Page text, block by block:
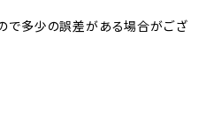
で多少の誤差がある場合がござ